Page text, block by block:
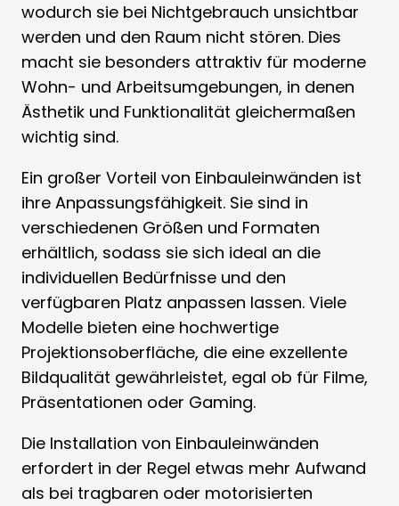
wodurch sie bei Nichtgebrauch unsichtbar
werden und den Raum nicht stören. Dies
macht sie besonders attraktiv für moderne
Wohn- und Arbeitsumgebungen, in denen
Ästhetik und Funktionalität gleichermaßen
wichtig sind.
Ein großer Vorteil von Einbauleinwänden ist
ihre Anpassungsfähigkeit. Sie sind in
verschiedenen Größen und Formaten
erhältlich, sodass sie sich ideal an die
individuellen Bedürfnisse und den
verfügbaren Platz anpassen lassen. Viele
Modelle bieten eine hochwertige
Projektionsoberfläche, die eine exzellente
Bildqualität gewährleistet, egal ob für Filme,
Präsentationen oder Gaming.
Die Installation von Einbauleinwänden
erfordert in der Regel etwas mehr Aufwand
als bei tragbaren oder motorisierten